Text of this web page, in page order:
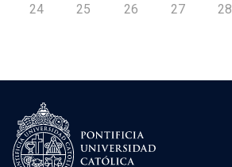
24 25 26 27 28